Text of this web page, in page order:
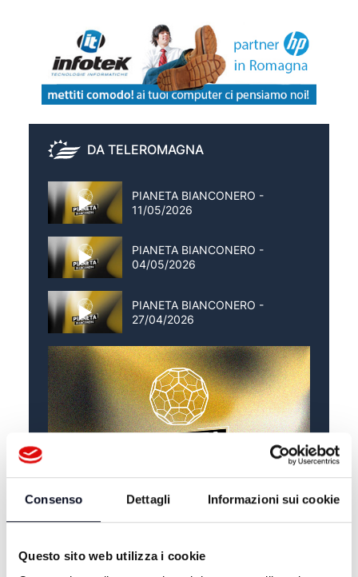
Consenso Dettagli Informazioni sui cookie
Questo sito web utilizza i cookie
DA TELEROMAGNA
PIANETA BIANCONERO -
11/05/2026
PIANETA BIANCONERO -
04/05/2026
PIANETA BIANCONERO -
27/04/2026
ALTRE NOTIZIE